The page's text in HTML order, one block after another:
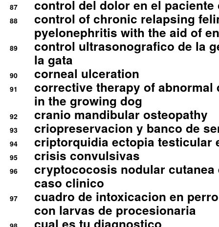
87 control del dolor en el
88
control of chronic relapsing
pyelonephritis with the aid of
89
control ultrasonografico de la
la gata
90 corneal ulceration
91
corrective therapy of abnormal
in the growing dog
92 cranio mandibular osteopathy
93 criopreservacion y banco de
94 criptorquidia ectopia testicular
95 crisis convulsivas
96
cryptococosis nodular cutanea
caso clinico
97
cuadro de intoxicacion en
con larvas de procesionaria
cual es tu diagnostico